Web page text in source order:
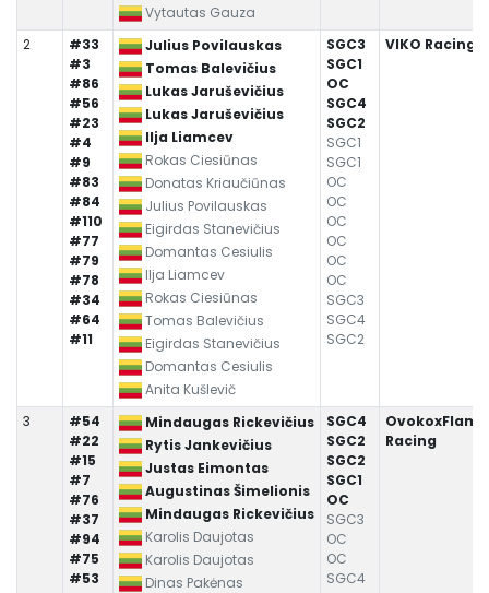
Vytautas Gauza
2
#33
#3
#86
#56
#23
#4
#9
#83
#84
#110
#77
#79
#78
#34
#64
#11
Julius Povilauskas
Tomas Balevičius
Lukas Jaruševičius
Lukas Jaruševičius
Ilja Liamcev
Rokas Ciesiūnas
Donatas Kriaučiūnas
Julius Povilauskas
Eigirdas Stanevičius
Domantas Cesiulis
Ilja Liamcev
Rokas Ciesiūnas
Tomas Balevičius
Eigirdas Stanevičius
Domantas Cesiulis
Anita Kušlevič
SGC3
SGC1
OC
SGC4
SGC2
SGC1
SGC1
OC
OC
OC
OC
OC
OC
SGC3
SGC4
SGC2
VIKO Racing
3
#54
#22
#15
#7
#76
#37
#94
#75
#53
Mindaugas Rickevičius
Rytis Jankevičius
Justas Eimontas
Augustinas Šimelionis
Mindaugas Rickevičius
Karolis Daujotas
Karolis Daujotas
Dinas Pakėnas
SGC4
SGC2
SGC2
SGC1
OC
SGC3
OC
OC
SGC4
Racing